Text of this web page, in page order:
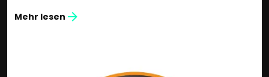
Mehr lesen